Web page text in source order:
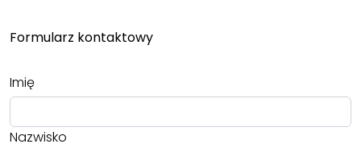
Formularz kontaktowy
Imię
Nazwisko